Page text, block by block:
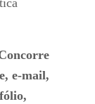
e-mail,